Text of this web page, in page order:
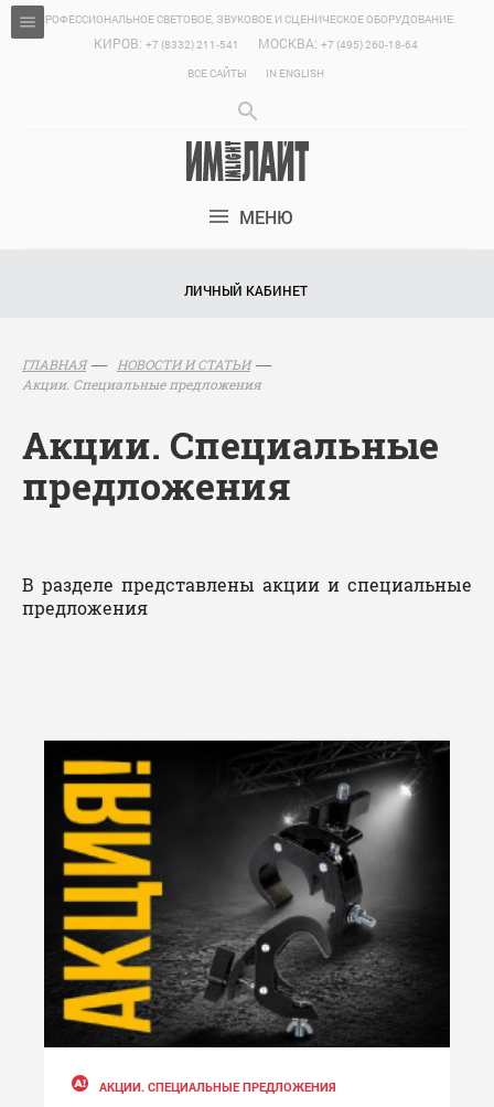
ПРОФЕССИОНАЛЬНОЕ СВЕТОВОЕ, ЗВУКОВОЕ И СЦЕНИЧЕСКОЕ ОБОРУДОВАНИЕ.
КИРОВ: +7 (8332) 211-541 МОСКВА: +7 (495) 260-18-64
ВСЕ САЙТЫ
IN ENGLISH
МЕНЮ
ЛИЧНЫЙ КАБИНЕТ
ГЛАВНАЯ
НОВОСТИ И СТАТЬИ
Акции. Специальные предложения
Акции. Специальные
предложения
В разделе представлены акции и специальные
предложения
АКЦИИ. СПЕЦИАЛЬНЫЕ ПРЕДЛОЖЕНИЯ